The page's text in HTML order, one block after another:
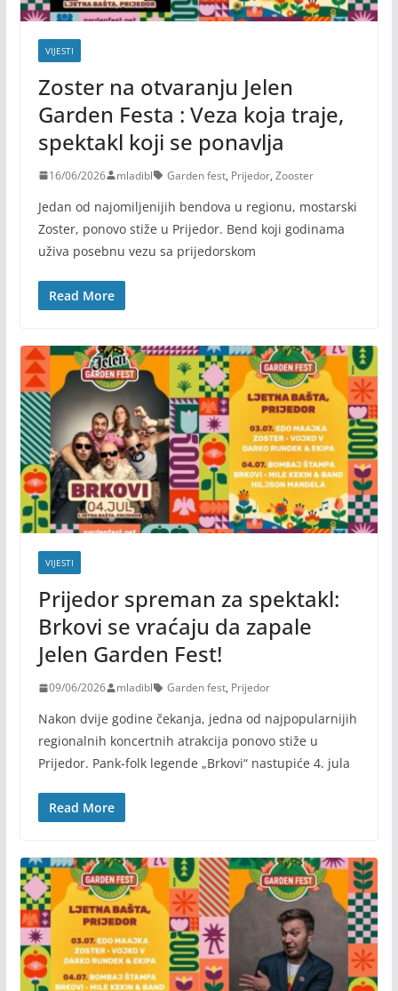
VIJESTI
Zoster na otvaranju Jelen
Garden Festa : Veza koja traje,
spektakl koji se ponavlja
16/06/2026 mladibl Garden fest, Prijedor, Zooster
Jedan od najomiljenijih bendova u regionu, mostarski
Zoster, ponovo stiže u Prijedor. Bend koji godinama
uživa posebnu vezu sa prijedorskom
Read More
VIJESTI
Prijedor spreman za spektakl:
Brkovi se vraćaju da zapale
Jelen Garden Fest!
09/06/2026 mladibl Garden fest, Prijedor
Nakon dvije godine čekanja, jedna od najpopularnijih
regionalnih koncertnih atrakcija ponovo stiže u
Prijedor. Pank-folk legende „Brkovi“ nastupiće 4. jula
Read More